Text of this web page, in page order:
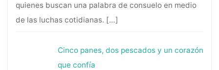
quienes buscan una palabra de consuelo en medio
de las luchas cotidianas. […]
Cinco panes, dos pescados y un corazón
que confía